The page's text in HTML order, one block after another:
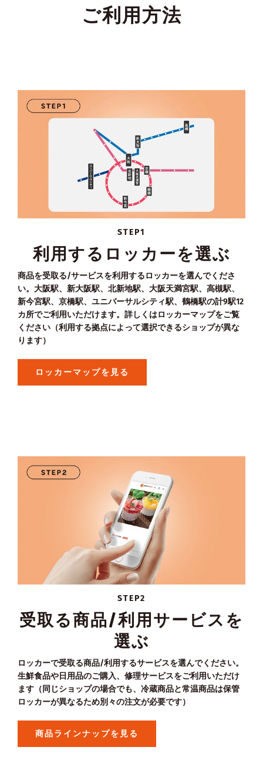
ご利用方法
STEP1
利用するロッカーを選ぶ
商品を受取る/サービスを利用するロッカーを選んでくださ
い。大阪駅、新大阪駅、北新地駅、大阪天満宮駅、高槻駅、
新今宮駅、京橋駅、ユニバーサルシティ駅、鶴橋駅の計9駅12
カ所でご利用いただけます。詳しくはロッカーマップをご覧
ください（利用する拠点によって選択できるショップが異な
ります）
ロッカーマップを見る
STEP2
受取る商品/利用サービスを
選ぶ
ロッカーで受取る商品/利用するサービスを選んでください。
生鮮食品や日用品のご購入、修理サービスをご利用いただけ
ます（同じショップの場合でも、冷蔵商品と常温商品は保管
ロッカーが異なるため別々の注文が必要です）
商品ラインナップを見る